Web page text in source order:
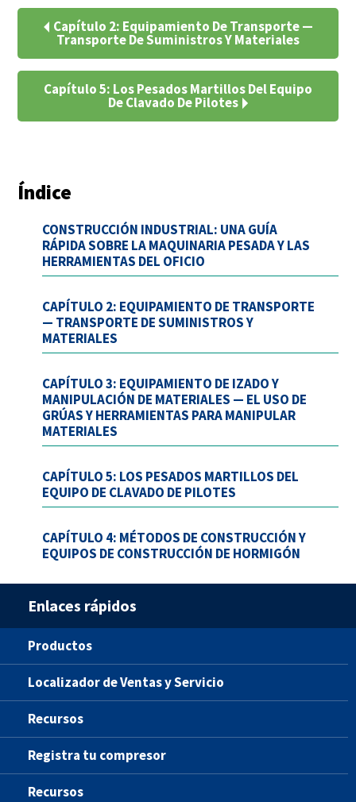
Capítulo 2: Equipamiento De Transporte —
Transporte De Suministros Y Materiales
Capítulo 5: Los Pesados Martillos Del Equipo
De Clavado De Pilotes
Índice
CONSTRUCCIÓN INDUSTRIAL: UNA GUÍA
RÁPIDA SOBRE LA MAQUINARIA PESADA Y LAS
HERRAMIENTAS DEL OFICIO
CAPÍTULO 2: EQUIPAMIENTO DE TRANSPORTE
— TRANSPORTE DE SUMINISTROS Y
MATERIALES
CAPÍTULO 3: EQUIPAMIENTO DE IZADO Y
MANIPULACIÓN DE MATERIALES — EL USO DE
GRÚAS Y HERRAMIENTAS PARA MANIPULAR
MATERIALES
CAPÍTULO 5: LOS PESADOS MARTILLOS DEL
EQUIPO DE CLAVADO DE PILOTES
CAPÍTULO 4: MÉTODOS DE CONSTRUCCIÓN Y
EQUIPOS DE CONSTRUCCIÓN DE HORMIGÓN
Enlaces rápidos
Productos
Localizador de Ventas y Servicio
Recursos
Registra tu compresor
Recursos